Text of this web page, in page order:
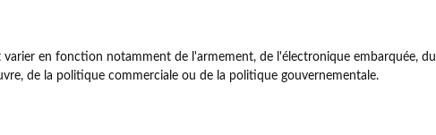
varier en fonction notamment de l'armement, de l'électronique embarquée, du
de la politique commerciale ou de la politique gouvernementale.